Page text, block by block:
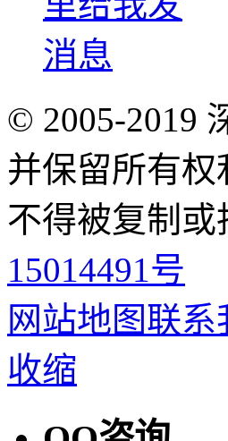
© 2005-2019
并保留所有
不得被复制
15014491号
网站地图联系
收缩